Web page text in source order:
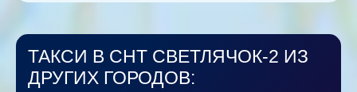
ТАКСИ В СНТ СВЕТЛЯЧОК-2 ИЗ
ДРУГИХ ГОРОДОВ: